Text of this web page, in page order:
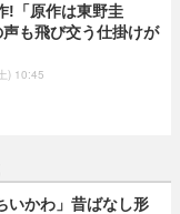
!「原作は東野圭
も飛び交う仕掛けが
) 10:45
いかわ」昔ばなし形